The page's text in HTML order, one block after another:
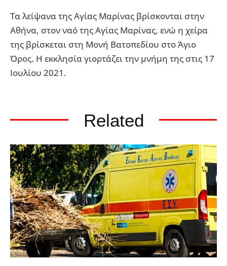
Τα λείψανα της Αγίας Μαρίνας βρίσκονται στην
Αθήνα, στον ναό της Αγίας Μαρίνας, ενώ η χείρα
της βρίσκεται στη Μονή Βατοπεδίου στο Άγιο
Όρος. Η εκκλησία γιορτάζει την μνήμη της στις 17
Ιουλίου 2021.
Related